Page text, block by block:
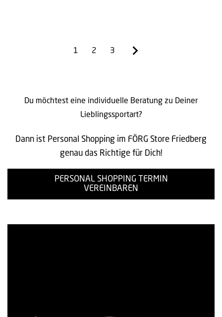
1 2 3
Du möchtest eine individuelle Beratung zu Deiner
Lieblingssportart?
Dann ist Personal Shopping im FÖRG Store Friedberg
genau das Richtige für Dich!
PERSONAL SHOPPING TERMIN
VEREINBAREN